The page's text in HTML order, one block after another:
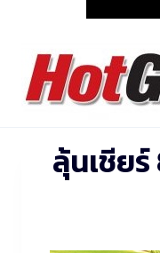
content
ลุ้นเชีย